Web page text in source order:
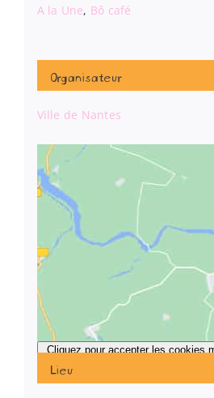
A la Une, Bô café
Organisateur
Ville de Nantes
Lieu
Cliquez pour accepter les cookies